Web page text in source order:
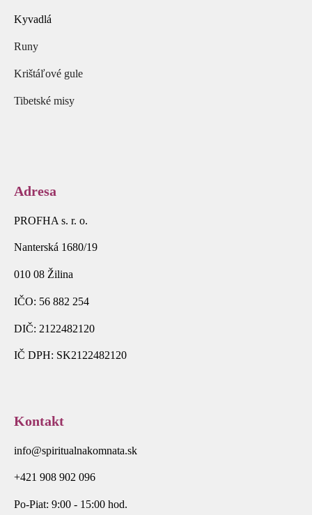
Kyvadlá
Runy
Krištáľové gule
Tibetské misy
Adresa
PROFHA s. r. o.
Nanterská 1680/19
010 08 Žilina
IČO: 56 882 254
DIČ: 2122482120
IČ DPH: SK2122482120
Kontakt
info@spiritualnakomnata.sk
+421 908 902 096
Po-Piat: 9:00 - 15:00 hod.